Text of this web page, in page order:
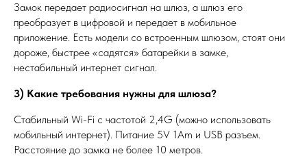
Замок передает радиосигнал на шлюз, а шлюз его
преобразует в цифровой и передает в мобильное
приложение. Есть модели со встроенным шлюзом, стоят они
дороже, быстрее «садятся» батарейки в замке,
нестабильный интернет сигнал.
3) Какие требования нужны для шлюза?
Стабильный Wi-Fi с частотой 2,4G (можно использовать
мобильный интернет). Питание 5V 1Am и USB разъем.
Расстояние до замка не более 10 метров.